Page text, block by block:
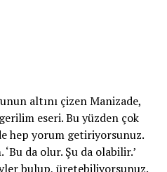
altını çizen Manizade,
eseri. Bu yüzden çok
hep yorum getiriyorsunuz.
da olur. Şu da olabilir.’
bulup, üretebiliyorsunuz.